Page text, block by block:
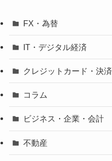
FX・為替
IT・デジタル経済
クレジットカード・決済
コラム
ビジネス・企業・会計
不動産